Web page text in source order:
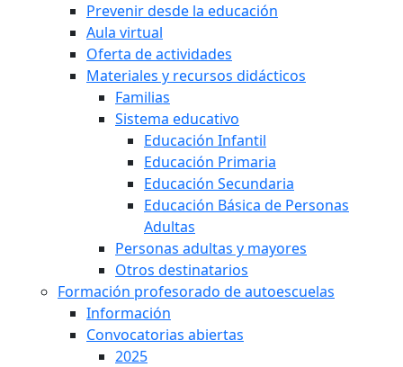
Prevenir desde la educación
Aula virtual
Oferta de actividades
Materiales y recursos didácticos
Familias
Sistema educativo
Educación Infantil
Educación Primaria
Educación Secundaria
Educación Básica de Personas
Adultas
Personas adultas y mayores
Otros destinatarios
Formación profesorado de autoescuelas
Información
Convocatorias abiertas
2025